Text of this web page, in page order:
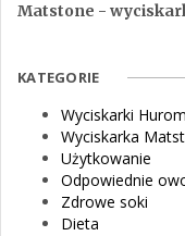
Matstone -
KATEGORIE
Wyciskarki Hurom
Wyciskarka
Użytkowanie
Odpowiednie
Zdrowe soki
Dieta